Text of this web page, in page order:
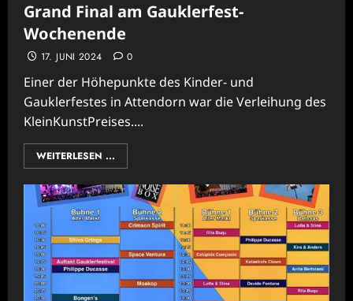
Grand Final am Gauklerfest-
Wochenende
17. JUNI 2024 0
Einer der Höhepunkte des Kinder- und
Gauklerfestes in Attendorn war die Verleihung des
KleinKunstPreises....
WEITERLESEN ...